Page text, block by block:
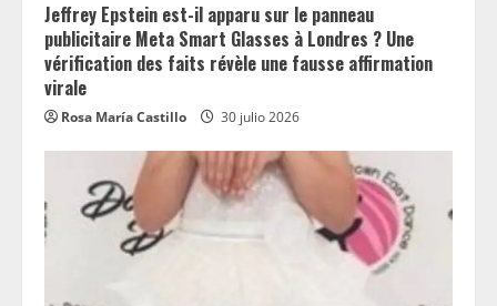
Jeffrey Epstein est-il apparu sur le panneau
publicitaire Meta Smart Glasses à Londres ? Une
vérification des faits révèle une fausse affirmation
virale
Rosa María Castillo 30 julio 2026